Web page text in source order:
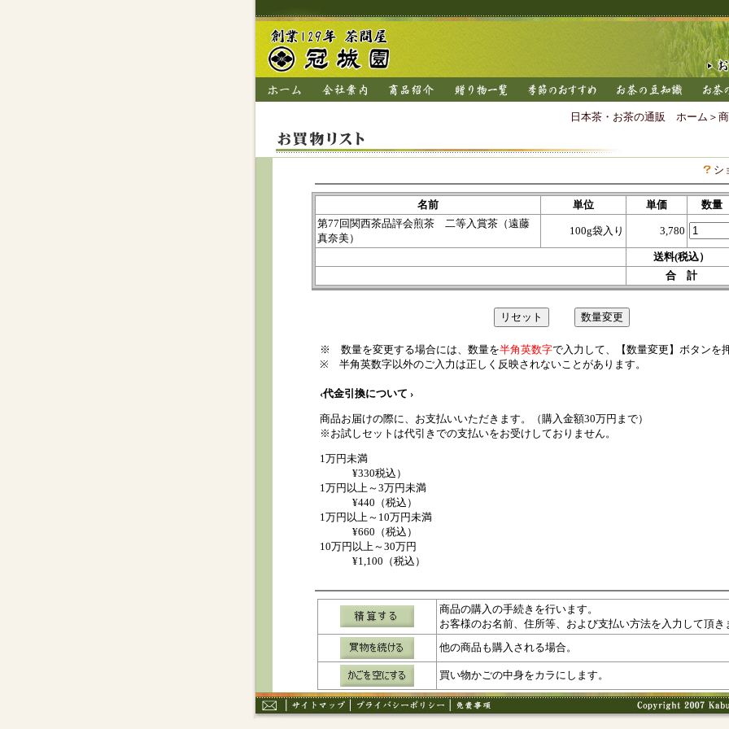
日本茶・お茶の通販 ホーム ＞
シ
名前 単位 単価
数量
第77回関西茶品評会煎茶 二等入賞茶（遠藤
真奈美）
100g袋入り 3,780
送料(税込）
合 計
※ 数量を変更する場合には、数量を半角英数字で入力して、【数量変更】ボタンを
※ 半角英数字以外のご入力は正しく反映されないことがあります。
‹代金引換について ›
商品お届けの際に、お支払いいただきます。（購入金額30万円まで）
※お試しセットは代引きでの支払いをお受けしておりません。
1万円未満
¥330税込）
1万円以上～3万円未満
¥440（税込）
1万円以上～10万円未満
¥660（税込）
10万円以上～30万円
¥1,100（税込）
商品の購入の手続きを行います。
お客様のお名前、住所等、および支払い方法を入力して頂き
他の商品も購入される場合。
買い物かごの中身をカラにします。